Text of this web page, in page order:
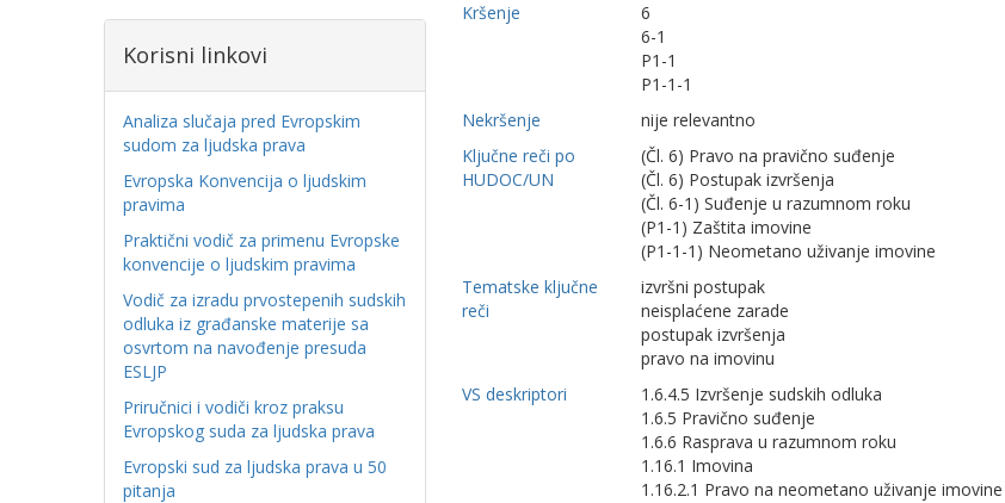
Korisni linkovi
Analiza slučaja pred Evropskim
sudom za ljudska prava
Evropska Konvencija o ljudskim
pravima
Praktični vodič za primenu Evropske
konvencije o ljudskim pravima
Vodič za izradu prvostepenih sudskih
odluka iz građanske materije sa
osvrtom na navođenje presuda
ESLJP
Priručnici i vodiči kroz praksu
Evropskog suda za ljudska prava
Evropski sud za ljudska prava u 50
pitanja
Kršenje
6
6-1
P1-1
P1-1-1
Nekršenje
nije relevantno
Ključne reči po
HUDOC/UN
(Čl. 6) Pravo na pravično suđenje
(Čl. 6) Postupak izvršenja
(Čl. 6-1) Suđenje u razumnom roku
(P1-1) Zaštita imovine
(P1-1-1) Neometano uživanje imovine
Tematske ključne
reči
izvršni postupak
neisplaćene zarade
postupak izvršenja
pravo na imovinu
VS deskriptori
1.6.4.5 Izvršenje sudskih odluka
1.6.5 Pravično suđenje
1.6.6 Rasprava u razumnom roku
1.16.1 Imovina
1.16.2.1 Pravo na neometano uživanje imovine